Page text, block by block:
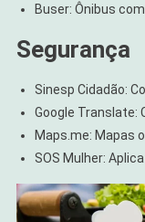
Buser: Ônibus
Segurança
Sinesp Cidadão:
Google Translate:
Maps.me: Mapas
SOS Mulher: